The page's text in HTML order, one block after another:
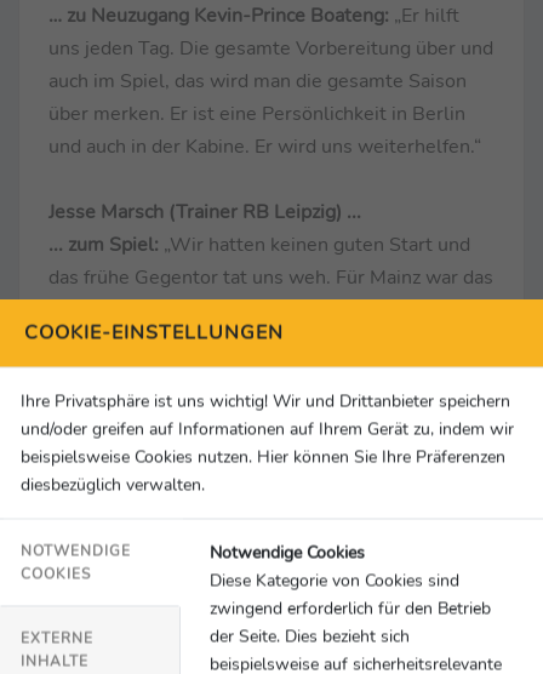
… zu Neuzugang Kevin-Prince Boateng: „Er hilft
uns jeden Tag. Die gesamte Vorbereitung über und
auch im Spiel, das wird man die gesamte Saison
über merken. Er ist eine Persönlichkeit in Berlin
und auch in der Kabine. Er wird uns weiterhelfen.“
Jesse Marsch (Trainer RB Leipzig) ...
... zum Spiel: „Wir hatten keinen guten Start und
das frühe Gegentor tat uns weh. Für Mainz war das
verteidigen und haben das gut gemacht. Wir haben
dann nicht mit genug Tempo gespielt und zum
Schluss nicht genug Chancen gehabt. Das kann in
einem solchen Spiel passieren und jetzt müssen
wir für das nächste Spiel reagieren.“
„Wir hatten eine sehr gute Vorbereitung – ganz
ehrlich. Und dann ging dieses Spiel nicht in die
Richtung, wie wir es wollten. Für mich hat sich
nichts geändert. Wir haben unabhängig vom
COOKIE-EINSTELLUNGEN
Ihre Privatsphäre ist uns wichtig! Wir und Drittanbieter speichern
und/oder greifen auf Informationen auf Ihrem Gerät zu, indem wir
beispielsweise Cookies nutzen. Hier können Sie Ihre Präferenzen
diesbezüglich verwalten.
NOTWENDIGE
COOKIES
EXTERNE
INHALTE
Notwendige Cookies
Diese Kategorie von Cookies sind
zwingend erforderlich für den Betrieb
der Seite. Dies bezieht sich
beispielsweise auf sicherheitsrelevante